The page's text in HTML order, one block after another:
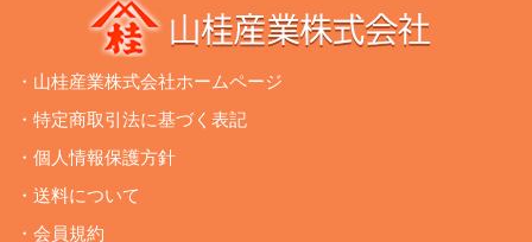
・山桂産業株式会社ホームページ
・特定商取引法に基づく表記
・個人情報保護方針
・送料について
・会員規約